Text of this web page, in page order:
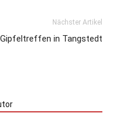
Nächster Artikel
Gipfeltreffen in Tangstedt